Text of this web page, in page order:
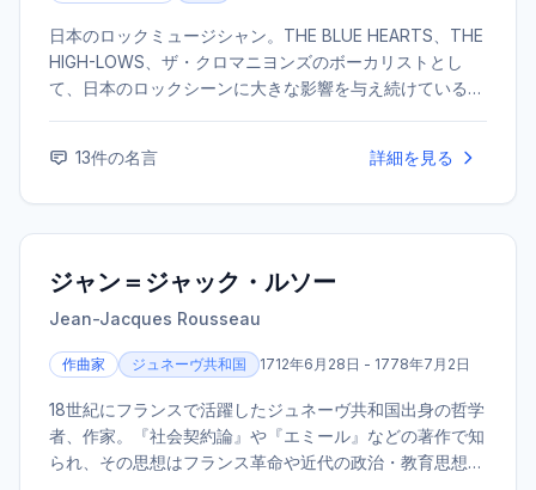
日本のロックミュージシャン。THE BLUE HEARTS、THE
HIGH-LOWS、ザ・クロマニヨンズのボーカリストとし
て、日本のロックシーンに大きな影響を与え続けている。
13件の名言 詳細を見る
ジャン＝ジャック・ルソー
Jean-Jacques Rousseau
作曲家 ジュネーヴ共和国 1712年6月28日 - 1778年7月2日
18世紀にフランスで活躍したジュネーヴ共和国出身の哲学
者、作家。『社会契約論』や『エミール』などの著作で知
られ、その思想はフランス革命や近代の政治・教育思想に